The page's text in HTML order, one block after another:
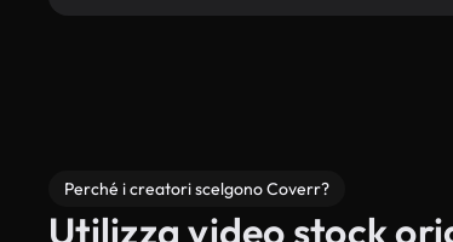
Perché i creatori scelgono Coverr?
Utilizza video stock